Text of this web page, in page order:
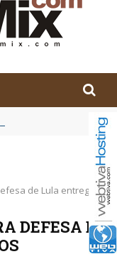
o Brasil no
de Lula entregar
DEFESA DE